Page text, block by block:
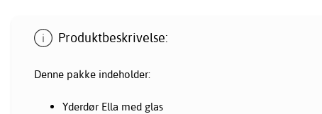
Produktbeskrivelse:
Denne pakke indeholder:
Yderdør Ella med glas